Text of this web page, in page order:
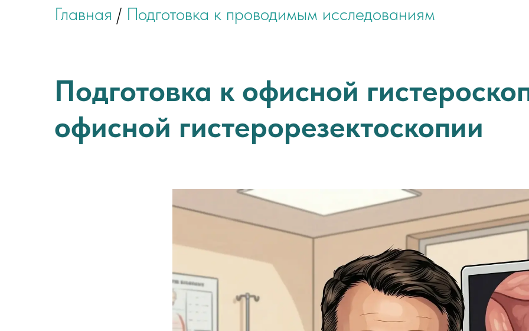
Главная / Подготовка к проводимым исследованиям
Подготовка к офисной
офисной гистерорезектоскопии